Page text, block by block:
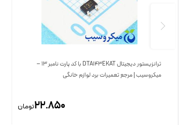
ترانزیستور دیجیتال DTA143EKAT با کد پارت نامبر 13 –
میکروسیب | مرجع تعمیرات برد لوازم خانگی
22.850تومان